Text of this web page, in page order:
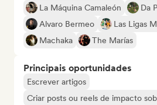
La Máquina Camaleón Da
Alvaro Bermeo
Las Ligas
Machaka
The Marías
Principais oportunidades
Escrever artigos
Criar posts ou reels de impacto